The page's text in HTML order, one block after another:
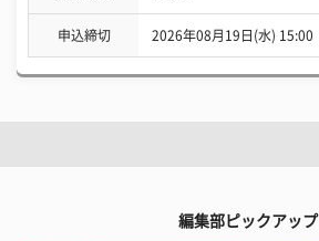
申込締切 2026年08月19日(水) 15:00
編集部ピックアップ